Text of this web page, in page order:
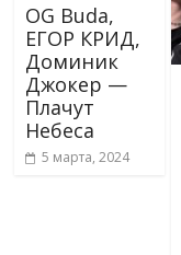
OG Buda,
ЕГОР КРИД,
Доминик
Джокер —
Плачут
Небеса
5 марта, 2024